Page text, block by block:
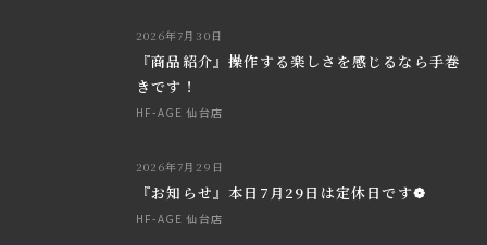
2026年7月30日
『商品紹介』操作する楽しさを感じるなら手巻
きです！
HF-AGE 仙台店
2026年7月29日
『お知らせ』本日7月29日は定休日です❁
HF-AGE 仙台店